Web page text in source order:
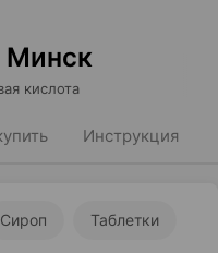
Минск
кислота
Инструкция
Сироп Таблетки